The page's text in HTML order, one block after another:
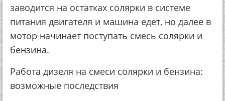
заводится на остатках солярки в системе
питания двигателя и машина едет, но далее в
мотор начинает поступать смесь солярки и
бензина.
Работа дизеля на смеси солярки и бензина:
возможные последствия